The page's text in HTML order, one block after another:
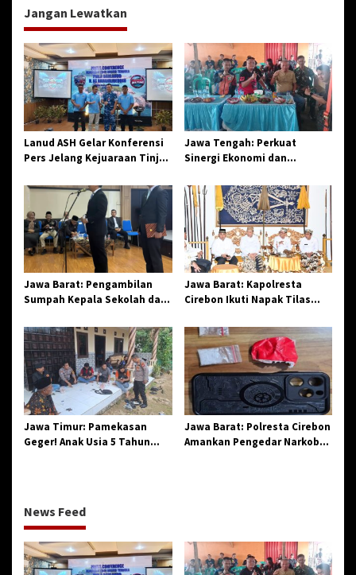
a
s
i
p
o
s
Jangan Lewatkan
Lanud ASH Gelar Konferensi
Pers Jelang Kejuaraan Tinju
2026
Jawa Tengah: Perkuat
Sinergi Ekonomi dan
Jangkar Gelar Halal Bi Halal
di Losari
Jawa Barat: Pengambilan
Sumpah Kepala Sekolah dan
Penegasan Integritas
Aparatur Pendidikan dan
Birokrasi
Jawa Barat: Kapolresta
Cirebon Ikuti Napak Tilas
Sinergi dan Pelestarian
Sejarah
Jawa Timur: Pamekasan
Geger! Anak Usia 5 Tahun
Jawa Barat: Polresta Cirebon
Amankan Pengedar Narkoba
News Feed